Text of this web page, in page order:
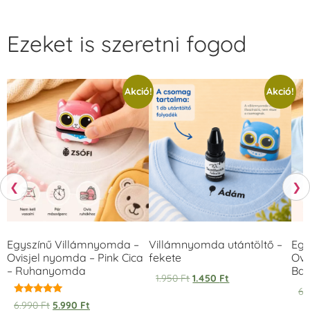
❮
Ezeket is szeretni fogod
Akció!
Egyszínű Villámnyomda –
Ovisjel nyomda – Pink Cica
– Ruhanyomda
Értékelés:
5.00
6.990Ft 5.990 Ft
Akció!
Villámnyomda utántöltő –
fekete
1.950Ft 1.450 Ft
❯